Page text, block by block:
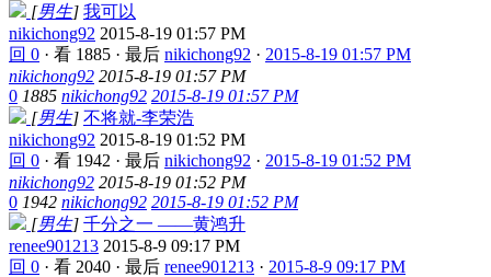
[男生] 我可以
nikichong92 2015-8-19 01:57 PM
回 0 · 看 1885 · 最后 nikichong92 · 2015-8-19 01:57 PM
nikichong92 2015-8-19 01:57 PM
0 1885 nikichong92 2015-8-19 01:57 PM
[男生] 不将就-李荣浩
nikichong92 2015-8-19 01:52 PM
回 0 · 看 1942 · 最后 nikichong92 · 2015-8-19 01:52 PM
nikichong92 2015-8-19 01:52 PM
0 1942 nikichong92 2015-8-19 01:52 PM
[男生] 千分之一 ——黄鸿升
renee901213 2015-8-9 09:17 PM
回 0 · 看 2040 · 最后 renee901213 · 2015-8-9 09:17 PM